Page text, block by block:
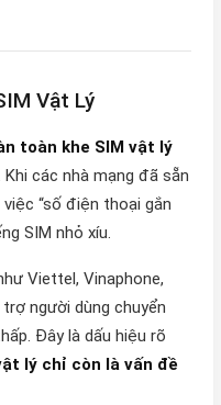
Vật Lý
toàn khe SIM vật lý
các nhà mạng đã sẵn
“số điện thoại gắn
SIM nhỏ xíu.
Viettel, Vinaphone,
người dùng chuyển
Đây là dấu hiệu rõ
lý chỉ còn là vấn đề